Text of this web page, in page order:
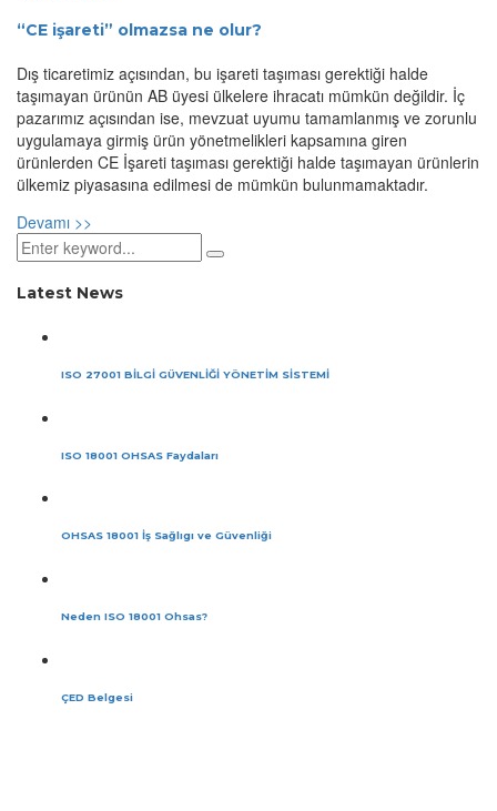
“CE işareti” olmazsa ne olur?
Dış ticaretimiz açısından, bu işareti taşıması gerektiği halde
taşımayan ürünün AB üyesi ülkelere ihracatı mümkün değildir. İç
pazarımız açısından ise, mevzuat uyumu tamamlanmış ve zorunlu
uygulamaya girmiş ürün yönetmelikleri kapsamına giren
ürünlerden CE İşareti taşıması gerektiği halde taşımayan ürünlerin
ülkemiz piyasasına edilmesi de mümkün bulunmamaktadır.
Devamı >>
Latest News
ISO 27001 BİLGİ GÜVENLİĞİ YÖNETİM SİSTEMİ
ISO 18001 OHSAS Faydaları
OHSAS 18001 İş Sağlıgı ve Güvenliği
Neden ISO 18001 Ohsas?
ÇED Belgesi